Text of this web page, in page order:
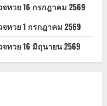
หวย 16 กรกฎาคม 2569
หวย 1 กรกฎาคม 2569
หวย 16 มิถุนายน 2569